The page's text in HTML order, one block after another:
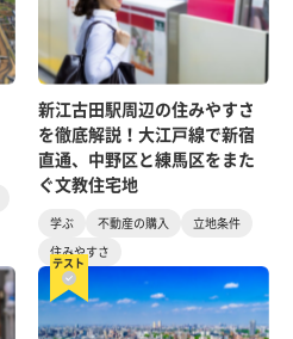
新江古田駅周辺の住みやすさ
を徹底解説！大江戸線で新宿
直通、中野区と練馬区をまた
ぐ文教住宅地
学ぶ 不動産の購入
立地条件
住みやすさ
テスト